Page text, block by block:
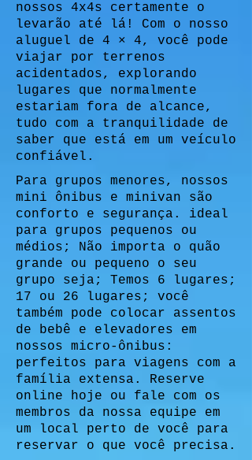
nossos 4x4s certamente o
levarão até lá! Com o nosso
aluguel de 4 × 4, você pode
viajar por terrenos
acidentados, explorando
lugares que normalmente
estariam fora de alcance,
tudo com a tranquilidade de
saber que está em um veículo
confiável.
Para grupos menores, nossos
mini ônibus e minivan são
conforto e segurança. ideal
para grupos pequenos ou
médios; Não importa o quão
grande ou pequeno o seu
grupo seja; Temos 6 lugares;
17 ou 26 lugares; você
também pode colocar assentos
de bebê e elevadores em
nossos micro-ônibus:
perfeitos para viagens com a
família extensa. Reserve
online hoje ou fale com os
membros da nossa equipe em
um local perto de você para
reservar o que você precisa.